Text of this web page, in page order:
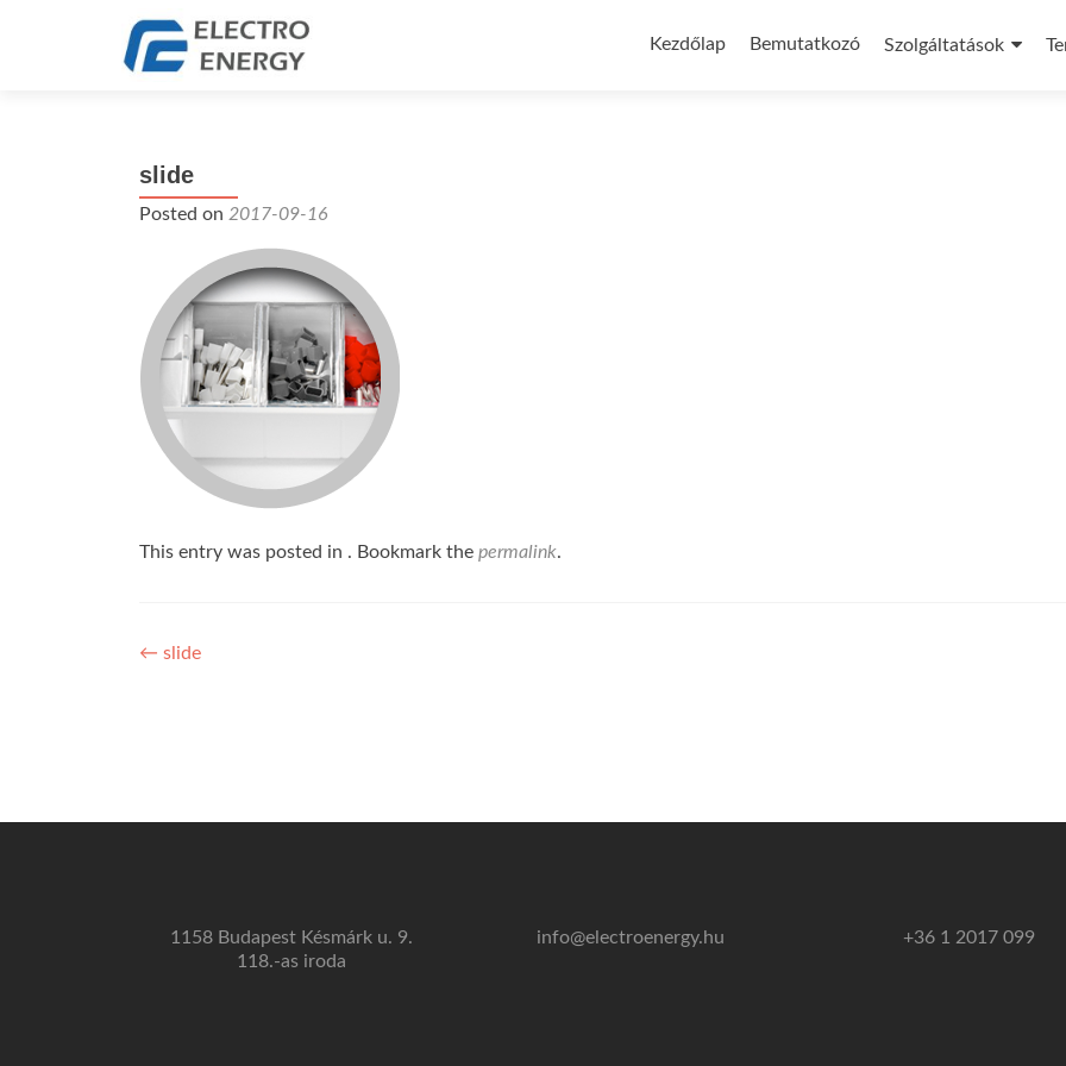
to
Kezdőlap Bemutatkozó Szolgáltatások
slide
Posted on 2017-09-16
This entry was posted in . Bookmark the permalink.
Bejegyzés
← slide
1158 Budapest Késmárk u. 9.
118.-as iroda
info@electroenergy.hu +36 1 2017 099